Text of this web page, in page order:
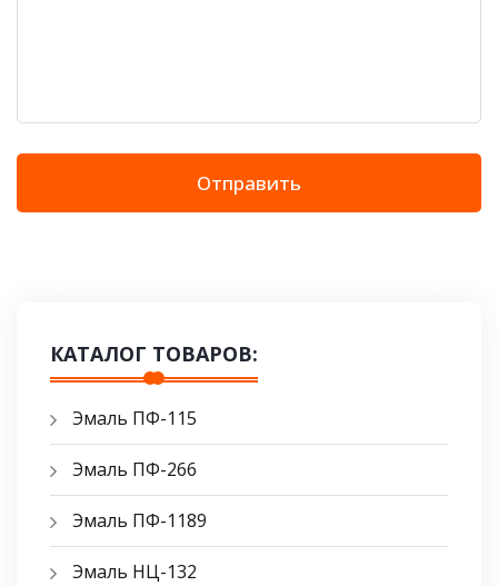
Отправить
КАТАЛОГ ТОВАРОВ:
Эмаль ПФ-115
Эмаль ПФ-266
Эмаль ПФ-1189
Эмаль НЦ-132